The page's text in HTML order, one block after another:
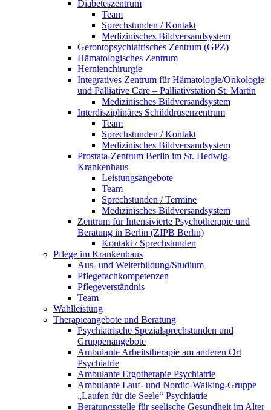
Diabeteszentrum
Team
Sprechstunden / Kontakt
Medizinisches Bildversandsystem
Gerontopsychiatrisches Zentrum (GPZ)
Hämatologisches Zentrum
Hernienchirurgie
Integratives Zentrum für Hämatologie/Onkologie
und Palliative Care – Palliativstation St. Martin
Medizinisches Bildversandsystem
Interdisziplinäres Schilddrüsenzentrum
Team
Sprechstunden / Kontakt
Medizinisches Bildversandsystem
Prostata-Zentrum Berlin im St. Hedwig-
Krankenhaus
Leistungsangebote
Team
Sprechstunden / Termine
Medizinisches Bildversandsystem
Zentrum für Intensivierte Psychotherapie und
Beratung in Berlin (ZIPB Berlin)
Kontakt / Sprechstunden
Pflege im Krankenhaus
Aus- und Weiterbildung/Studium
Pflegefachkompetenzen
Pflegeverständnis
Team
Wahlleistung
Therapieangebote und Beratung
Psychiatrische Spezialsprechstunden und
Gruppenangebote
Ambulante Arbeitstherapie am anderen Ort
Psychiatrie
Ambulante Ergotherapie Psychiatrie
Ambulante Lauf- und Nordic-Walking-Gruppe
„Laufen für die Seele“ Psychiatrie
Beratungsstelle für seelische Gesundheit im Alter